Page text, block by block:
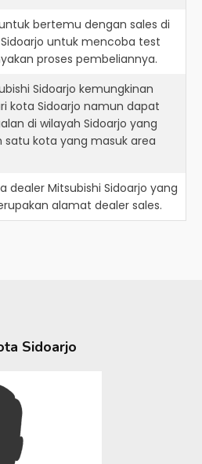
bertemu dengan sales di
untuk mencoba test
proses pembeliannya.
Sidoarjo kemungkinan
kota Sidoarjo namun dapat
di wilayah Sidoarjo yang
satu kota yang masuk area
dealer Mitsubishi Sidoarjo yang
alamat dealer sales.
Sidoarjo